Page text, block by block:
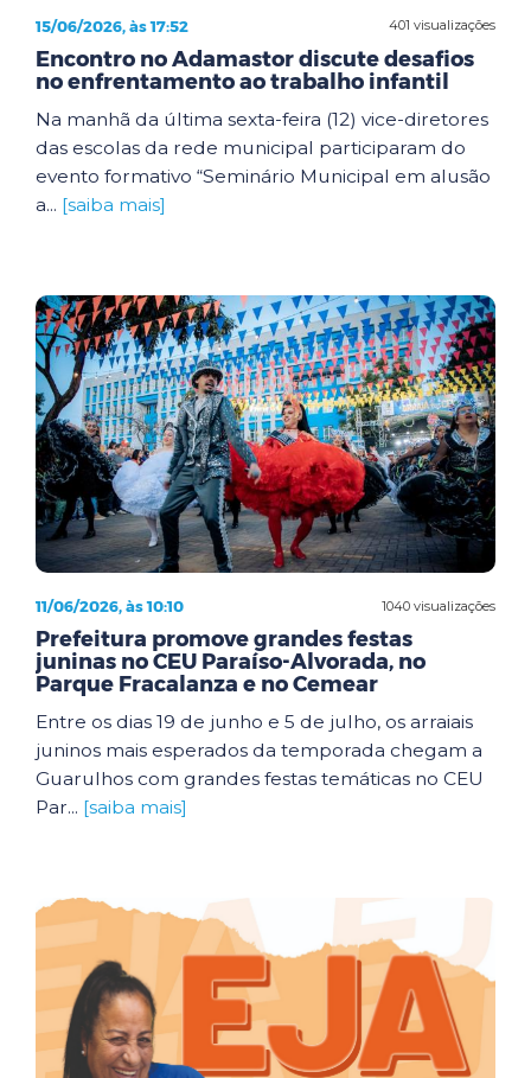
401 visualizações
15/06/2026, às 17:52
Encontro no Adamastor discute desafios
no enfrentamento ao trabalho infantil
Na manhã da última sexta-feira (12) vice-diretores
das escolas da rede municipal participaram do
evento formativo “Seminário Municipal em alusão
a... [saiba mais]
1040 visualizações
11/06/2026, às 10:10
Prefeitura promove grandes festas
juninas no CEU Paraíso-Alvorada, no
Parque Fracalanza e no Cemear
Entre os dias 19 de junho e 5 de julho, os arraiais
juninos mais esperados da temporada chegam a
Guarulhos com grandes festas temáticas no CEU
Par... [saiba mais]